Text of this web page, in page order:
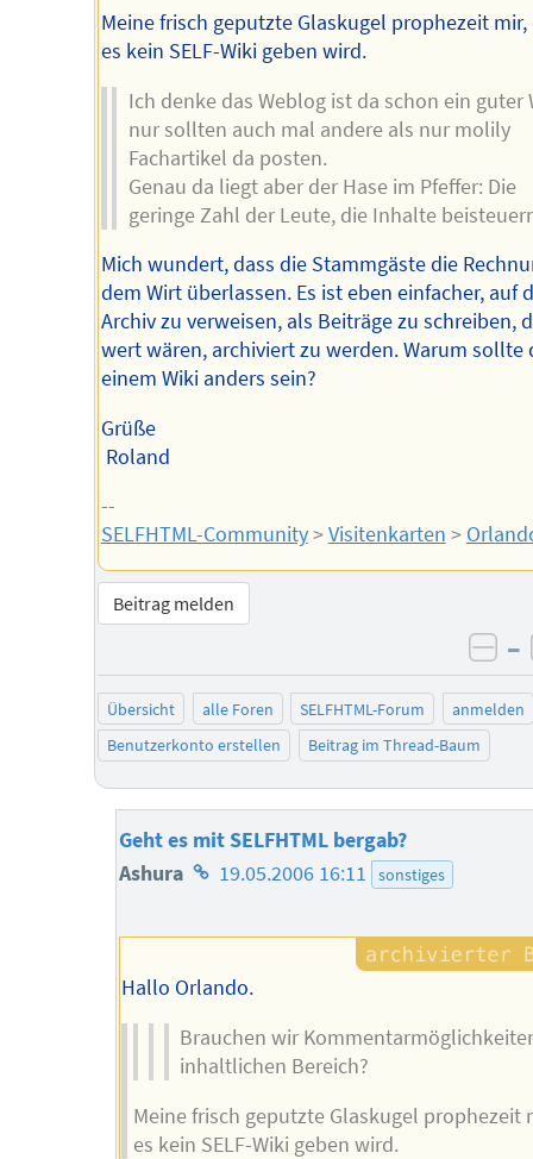
Meine frisch geputzte Glaskugel prophezeit mir,
es kein SELF-Wiki geben wird.
Ich denke das Weblog ist da schon ein guter
nur sollten auch mal andere als nur molily
Fachartikel da posten.
Genau da liegt aber der Hase im Pfeffer: Die
geringe Zahl der Leute, die Inhalte
Mich wundert, dass die Stammgäste die
dem Wirt überlassen. Es ist eben einfacher, auf
Archiv zu verweisen, als Beiträge zu schreiben,
wert wären, archiviert zu werden. Warum sollte
einem Wiki anders sein?
Grüße
Roland
--
SELFHTML-Community>Visitenkarten >
Beitrag melden
–
Übersicht alle Foren SELFHTML-Forum
anmelden
Benutzerkonto erstellen
Beitrag im Thread-Baum
Geht es mit SELFHTML bergab?
Ashura Homepage
Autors
19.05.2006 16:11 sonstiges
Hallo Orlando.
Brauchen wir
inhaltlichen Bereich?
Meine frisch geputzte Glaskugel prophezeit
es kein SELF-Wiki geben wird.